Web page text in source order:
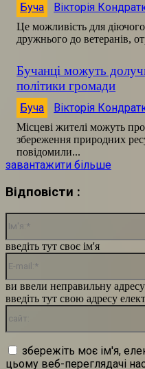
Буча Вікторія
Це можливість для діючого
дружнього до ветеранів,
Бучанці можуть
політики громади
Буча Вікторія
Місцеві жителі можуть
збереження природних
повідомили...
завантажити більше
Відповісти :
введіть тут своє ім'я
ви ввели неправильну
введіть тут свою адресу
збережіть моє ім'я,
цьому веб-переглядачі